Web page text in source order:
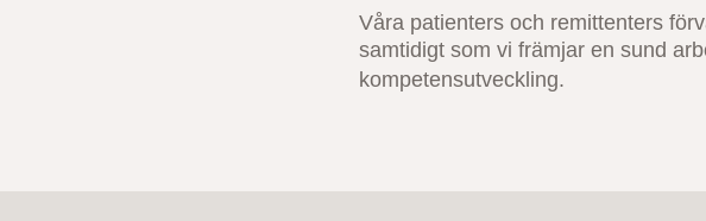
Våra patienters och remittenters
samtidigt som vi främjar en sund
kompetensutveckling.